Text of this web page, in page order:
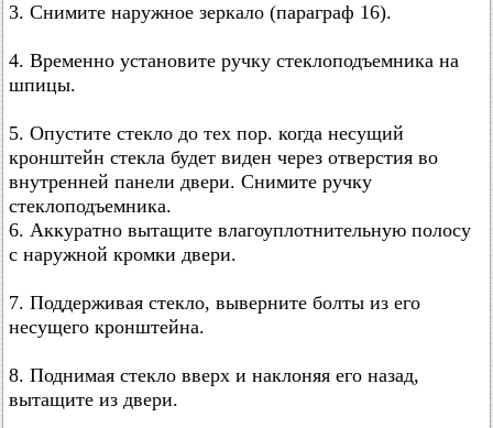
3. Снимите наружное зеркало (параграф 16).
4. Временно установите ручку стеклоподъемника на
шпицы.
5. Опустите стекло до тех пор. когда несущий
кронштейн стекла будет виден через отверстия во
внутренней панели двери. Снимите ручку
стеклоподъемника.
6. Аккуратно вытащите влагоуплотнительную полосу
с наружной кромки двери.
7. Поддерживая стекло, выверните болты из его
несущего кронштейна.
8. Поднимая стекло вверх и наклоняя его назад,
вытащите из двери.